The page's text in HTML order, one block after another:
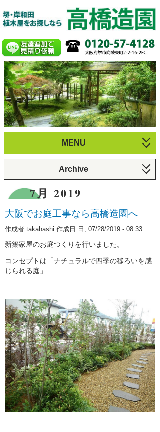
MENU
プロフィール
業務案内
植木・造園Q&A
Archive
6月 2026 (1)
12月 2025 (1)
10月 2025 (1)
9月 2025 (1)
3月 2025 (1)
1月 2025 (1)
12月 2024 (1)
11月 2024 (1)
10月 2024 (1)
9月 2024 (1)
7月 2019
大阪でお庭工事なら高橋造園へ
作成者:takahashi 作成日:日, 07/28/2019 - 08:33
新築家屋のお庭つくりを行いました。
コンセプトは「ナチュラルで四季の移ろいを感
じられる庭」